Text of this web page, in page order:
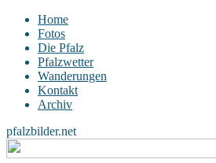
Home
Fotos
Die Pfalz
Pfalzwetter
Wanderungen
Kontakt
Archiv
pfalzbilder.net